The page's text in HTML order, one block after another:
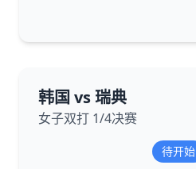
韩国 vs 瑞典
女子双打 1/4决赛
待开始